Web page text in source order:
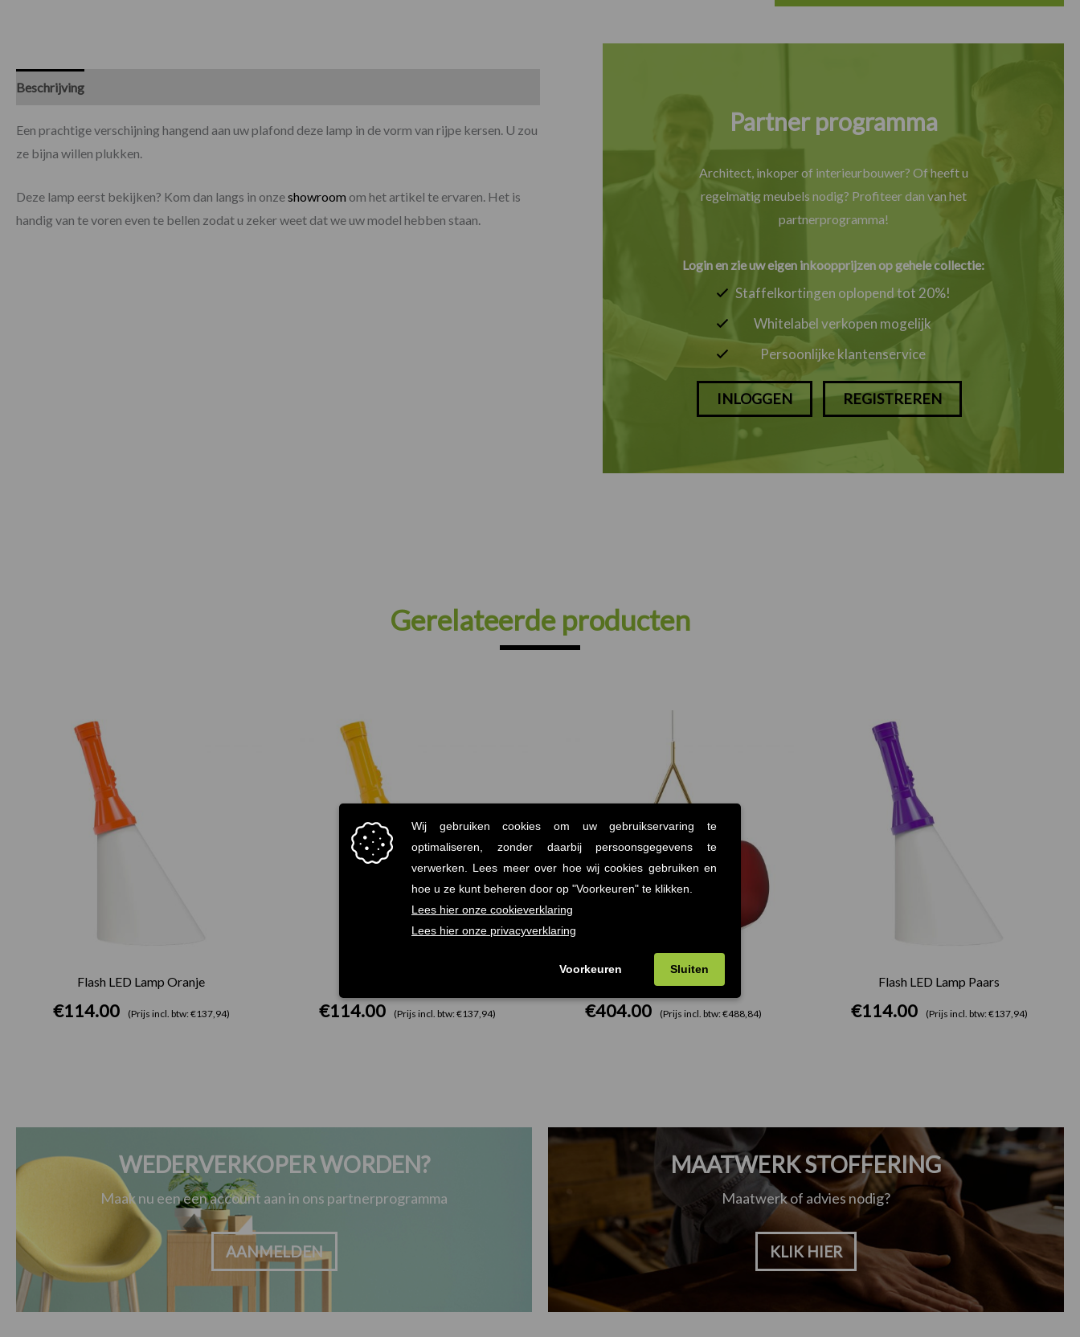
Beschrijving
Een prachtige verschijning hangend aan uw plafond deze lamp in de vorm van rijpe kersen. U zou
ze bijna willen plukken.
Deze lamp eerst bekijken? Kom dan langs in onzeshowroom om het artikel te ervaren. Het is
handig van te voren even te bellen zodat u zeker weet dat we uw model hebben staan.
Partner programma
Architect, inkoper of interieurbouwer? Of heeft u
regelmatig meubels nodig? Profiteer dan van het
partnerprogramma!
Login en zie uw eigen inkoopprijzen op gehele collectie:
Staffelkortingen oplopend tot 20%!
Whitelabel verkopen mogelijk
Persoonlijke klantenservice
INLOGGEN REGISTREREN
Gerelateerde producten
Flash LED Lamp Oranje
€114.00 (Prijs incl. btw: €137,94) €114.00 (Prijs incl. btw: €137,94)
Cherry Lamp Rood
€404.00 (Prijs incl. btw: €488,84)
Flash LED Lamp Paars
€114.00 (Prijs incl. btw: €137,94)
WEDERVERKOPER WORDEN?
Maak nu een een account aan in ons partnerprogramma
AANMELDEN
MAATWERK STOFFERING
Maatwerk of advies nodig?
KLIK HIER